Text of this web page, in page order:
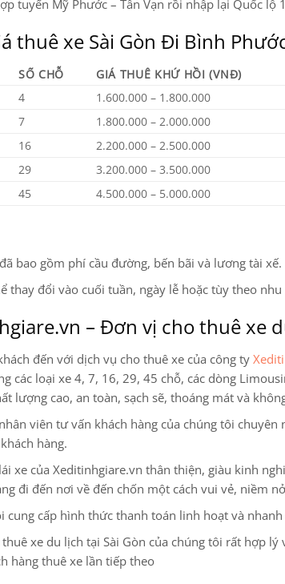
tuyến Mỹ Phước – Tân Vạn rồi nhập lại Quốc lộ
thuê xe Sài Gòn Đi Bình
SỐ CHỖ GIÁ THUÊ KHỨ HỒI (VNĐ)
4 1.600.000 – 1.800.000
7 1.800.000 – 2.000.000
16 2.200.000 – 2.500.000
29 3.200.000 – 3.500.000
45 4.500.000 – 5.000.000
bao gồm phí cầu đường, bến bãi và lương tài xế.
thay đổi vào cuối tuần, ngày lễ hoặc tùy theo
– Đơn vị cho thuê xe
đến với dịch vụ cho thuê xe của công ty
các loại xe 4, 7, 16, 29, 45 chỗ, các dòng
lượng cao, an toàn, sạch sẽ, thoáng mát và
viên tư vấn khách hàng của chúng tôi
hàng.
xe của Xeditinhgiare.vn thân thiện, giàu kinh
đi đến nơi về đến chốn một cách vui vẻ, niềm
cung cấp hình thức thanh toán linh hoạt và
thuê xe du lịch tại Sài Gòn của chúng tôi rất hợp
hàng thuê xe lần tiếp theo